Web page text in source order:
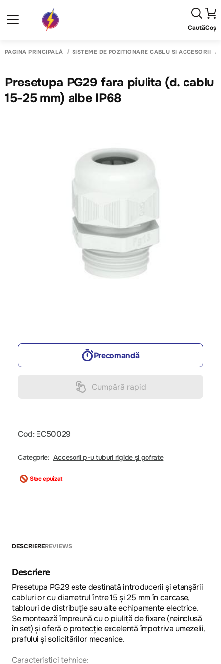
CautăCoș
PAGINA PRINCIPALĂ SISTEME DE POZITIONARE CABLU SI ACCESORII
Presetupa PG29 fara piulita (d. cablu
15-25 mm) albe IP68
Precomandă
Cumpără rapid
Cod: EC50029
Categorie: Accesorii p-u tuburi rigide și gofrate
Stoc epuizat
DESCRIEREREVIEWS
Descriere
Presetupa PG29 este destinată introducerii și etanșării
cablurilor cu diametrul între 15 și 25 mm în carcase,
tablouri de distribuție sau alte echipamente electrice.
Se montează împreună cu o piuliță de fixare (neinclusă
în set) și oferă o protecție excelentă împotriva umezelii,
prafului și solicitărilor mecanice.
Caracteristici tehnice: